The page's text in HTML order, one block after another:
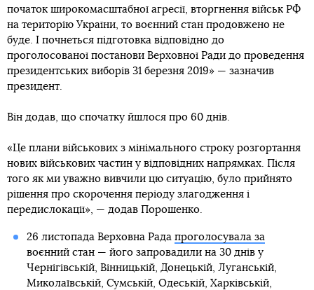
початок широкомасштабної агресії, вторгнення військ РФ
на територію України, то воєнний стан продовжено не
буде. І почнеться підготовка відповідно до
проголосованої постанови Верховної Ради до проведення
президентських виборів 31 березня 2019» — зазначив
президент.
Він додав, що спочатку йшлося про 60 днів.
«Це плани військових з мінімального строку розгортання
нових військових частин у відповідних напрямках. Після
того як ми уважно вивчили цю ситуацію, було прийнято
рішення про скорочення періоду злагодження і
передислокації», — додав Порошенко.
26 листопада Верховна Рада проголосувала за
воєнний стан — його запровадили на 30 днів у
Чернігівській, Вінницькій, Донецькій, Луганській,
Миколаївській, Сумській, Одеській, Харківській,